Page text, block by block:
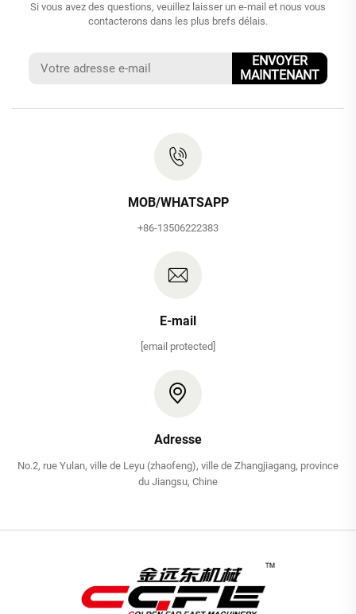
Si vous avez des questions, veuillez laisser un e-mail et nous vous
contacterons dans les plus brefs délais.
ENVOYER
MAINTENANT
MOB/WHATSAPP
+86-13506222383
E-mail
[email protected]
Adresse
No.2, rue Yulan, ville de Leyu (zhaofeng), ville de Zhangjiagang, province
du Jiangsu, Chine